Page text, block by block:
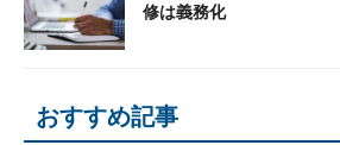
修は義務化
おすすめ記事